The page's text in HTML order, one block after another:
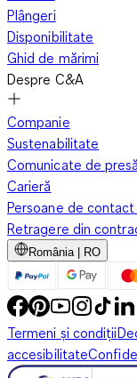
Plângeri
Disponibilitate
Ghid de mărimi
Despre C&A
Companie
Sustenabilitate
Comunicate de presă
Carieră
Persoane de
Retragere din
România | RO
Termeni și condiții
accesibilitate